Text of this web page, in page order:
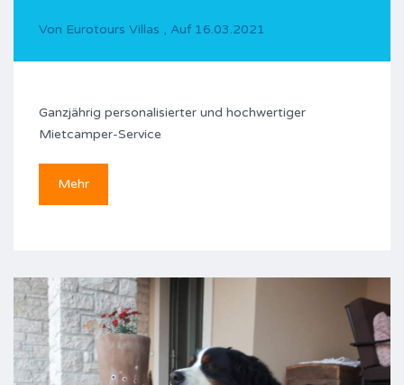
Von Eurotours Villas , Auf 16.03.2021
Ganzjährig personalisierter und hochwertiger
Mietcamper-Service
Mehr